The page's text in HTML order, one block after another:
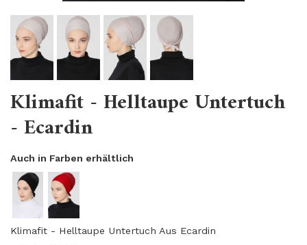
Klimafit - Helltaupe Untertuch
- Ecardin
Auch in Farben erhältlich
Klimafit - Helltaupe Untertuch Aus Ecardin